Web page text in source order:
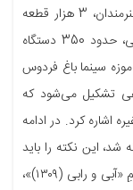
از این موزه، با40 هزار عکس از سینمای ایران و هنرمندان، 3 هزار قطعه
اسناد تاریخی، بیش از 5 هزار جلد نشریه سینمایی، حدود 350 دستگاه
سینما باغ فردوس
تشکیل می‌شود که
اشاره کرد. در ادامه
این نکته را باید
به یاد داشت، از زمانی که «اوانس اوهانیانس» فیلمِ «آبی و رابی (۱۳۰۹)»،